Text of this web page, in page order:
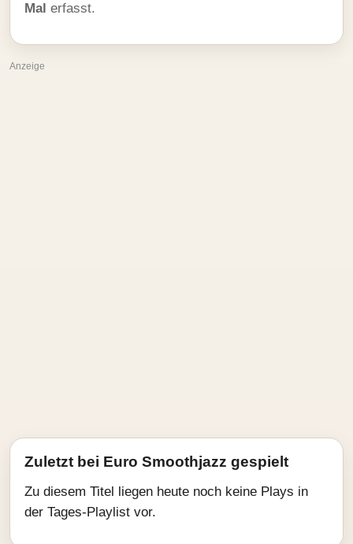
Mal erfasst.
Anzeige
Zuletzt bei Euro Smoothjazz gespielt
Zu diesem Titel liegen heute noch keine Plays in
der Tages-Playlist vor.